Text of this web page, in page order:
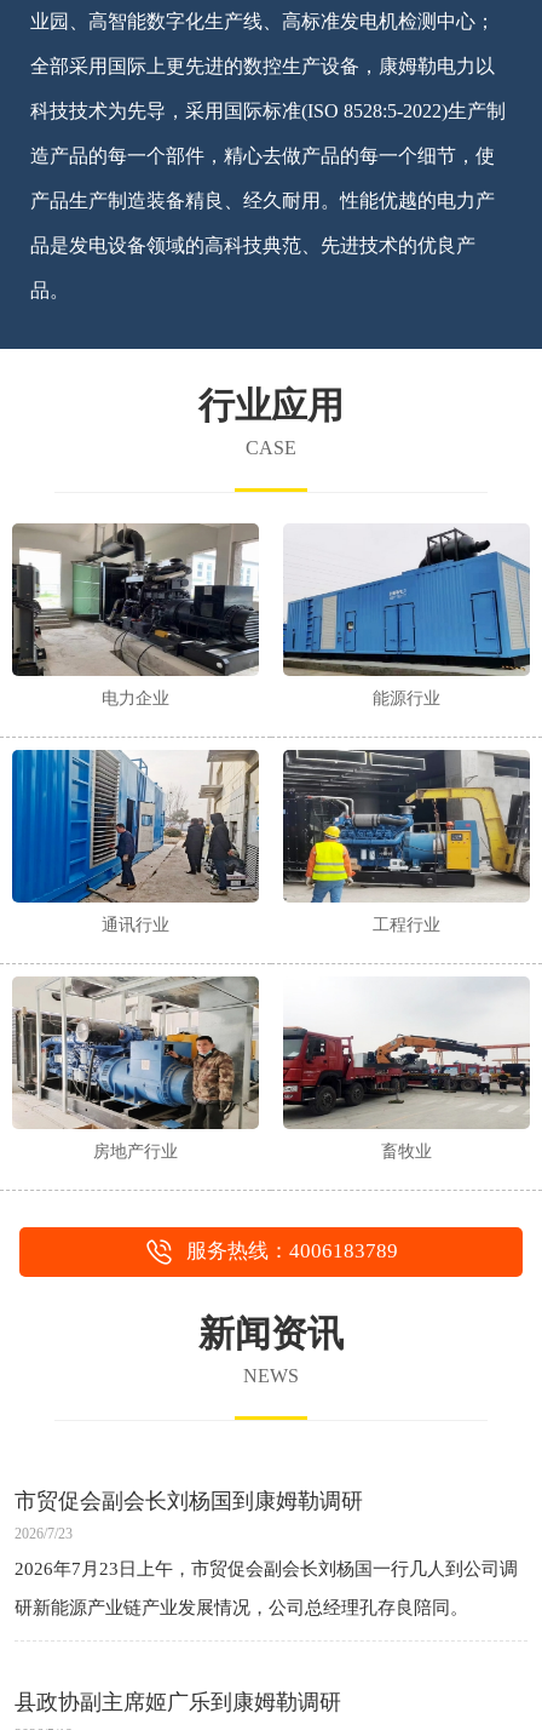
业园、高智能数字化生产线、高标准发电机检测中心；
全部采用国际上更先进的数控生产设备，康姆勒电力以
科技技术为先导，采用国际标准(ISO 8528:5-2022)生产制
造产品的每一个部件，精心去做产品的每一个细节，使
产品生产制造装备精良、经久耐用。性能优越的电力产
品是发电设备领域的高科技典范、先进技术的优良产
品。
行业应用
CASE
电力企业 能源行业
通讯行业 工程行业
房地产行业 畜牧业
服务热线：4006183789
新闻资讯
NEWS
市贸促会副会长刘杨国到康姆勒调研
2026/7/23
2026年7月23日上午，市贸促会副会长刘杨国一行几人到公司调
研新能源产业链产业发展情况，公司总经理孔存良陪同。
县政协副主席姬广乐到康姆勒调研